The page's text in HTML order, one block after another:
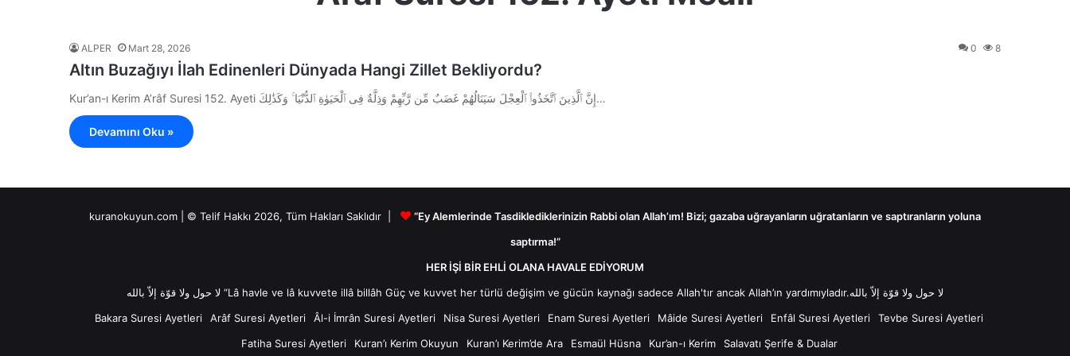
ALPER Mart 28, 2026 0 8
Altın Buzağıyı İlah Edinenleri Dünyada Hangi Zillet Bekliyordu?
Kur’an-ı Kerim A’râf Suresi 152. Ayeti إِنَّ ٱلَّذِينَ ٱتَّخَذُوا۟ ٱلْعِجْلَ سَيَنَالُهُمْ غَضَبٌ مِّن رَّبِّهِمْ وَذِلَّةٌ فِى ٱلْحَيَوٰةِ ٱلدُّنْيَا ۚ وَكَذَٰلِكَ…
Devamını Oku »
kuranokuyun.com | © Telif Hakkı 2026, Tüm Hakları Saklıdır |
“Ey Alemlerinde Tasdiklediklerinizin Rabbi olan Allah’ım! Bizi; gazaba uğrayanların uğratanların ve saptıranların yoluna
saptırma!”
HER İŞİ BİR EHLİ OLANA HAVALE EDİYORUM
لا حول ولا قوّة إلاّ بالله “Lâ havle ve lâ kuvvete illâ billâh Güç ve kuvvet her türlü değişim ve gücün kaynağı sadece Allah'tır ancak Allah’ın yardımıyladır.لا حول ولا قوّة إلاّ بالله
Bakara Suresi Ayetleri
Arâf Suresi Ayetleri Âl-i İmrân Suresi Ayetleri Nisa Suresi Ayetleri Enam Suresi Ayetleri Mâide Suresi Ayetleri Enfâl Suresi Ayetleri
Tevbe Suresi Ayetleri
Fatiha Suresi Ayetleri
Kuran’ı Kerim Okuyun Kuran’ı Kerim’de Ara Esmaül Hüsna Kur’an-ı Kerim Salavatı Şerife & Dualar